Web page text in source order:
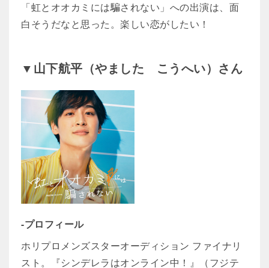
「虹とオオカミには騙されない」への出演は、面
白そうだなと思った。楽しい恋がしたい！
▼山下航平（やました こうへい）さん
-プロフィール
ホリプロメンズスターオーディション ファイナリ
スト。『シンデレラはオンライン中！』（フジテ